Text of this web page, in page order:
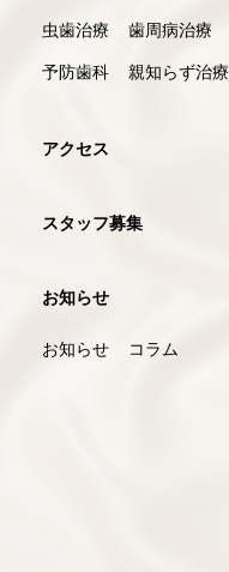
虫歯治療 歯周病治療
予防歯科 親知らず治療
アクセス
スタッフ募集
お知らせ
お知らせ コラム